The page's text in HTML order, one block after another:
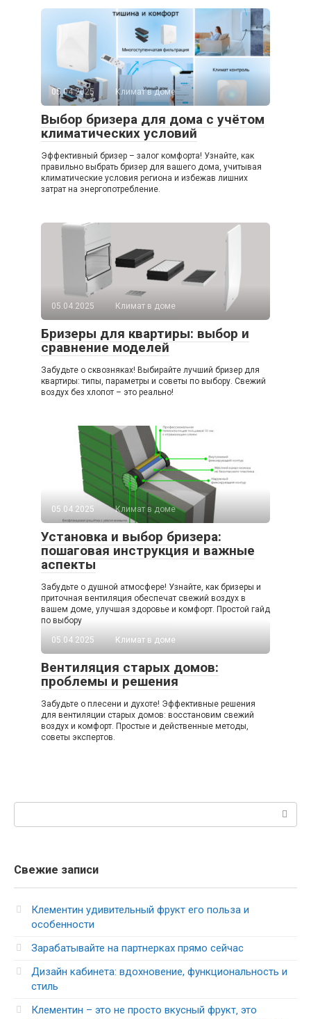
05.04.2025 Климат в доме
Выбор бризера для дома с учётом
климатических условий
Эффективный бризер – залог комфорта! Узнайте, как
правильно выбрать бризер для вашего дома, учитывая
климатические условия региона и избежав лишних
затрат на энергопотребление.
05.04.2025 Климат в доме
Бризеры для квартиры: выбор и
сравнение моделей
Забудьте о сквозняках! Выбирайте лучший бризер для
квартиры: типы, параметры и советы по выбору. Свежий
воздух без хлопот – это реально!
05.04.2025 Климат в доме
Установка и выбор бризера:
пошаговая инструкция и важные
аспекты
Забудьте о душной атмосфере! Узнайте, как бризеры и
приточная вентиляция обеспечат свежий воздух в
вашем доме, улучшая здоровье и комфорт. Простой гайд
по выбору
05.04.2025
Климат в доме
Вентиляция старых домов:
проблемы и решения
Забудьте о плесени и духоте! Эффективные решения
для вентиляции старых домов: восстановим свежий
воздух и комфорт. Простые и действенные методы,
советы экспертов.
Свежие записи
Клементин удивительный фрукт его польза и
особенности
Зарабатывайте на партнерках прямо сейчас
Дизайн кабинета: вдохновение, функциональность и
стиль
Клементин – это не просто вкусный фрукт‚ это